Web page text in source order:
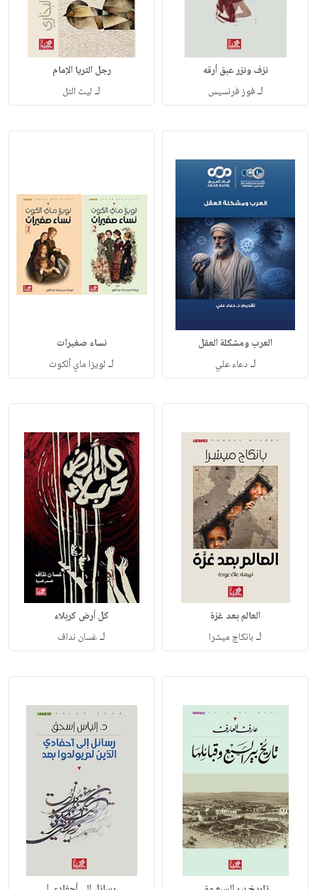
نزف ونزر عبق أرقه
لـفوز فرنسيس
رجل الثريا الإمام
لـ ليث التل
العرب ومشكلة العقل
لـدعاء علي
نساء صغيرات
لـ لويزا ماي ألكوت
العالم بعد غزة
لـ بانكاج ميشرا
كل أرض كربلاء
لـغسان نداف